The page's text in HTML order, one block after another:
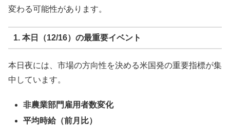
変わる可能性があります。
1. 本日（12/16）の最重要イベント
本日夜には、市場の方向性を決める米国発の重要指標が集
中しています。
非農業部門雇用者数変化
平均時給（前月比）